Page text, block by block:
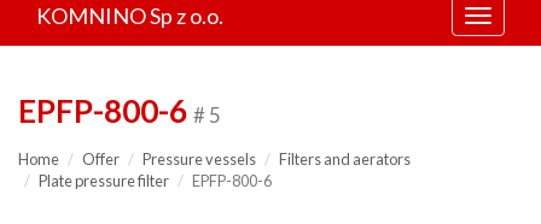
Menu
KOMNINO Sp z o.o.
EPFP-800-6 # 5
Home Offer Pressure vessels
Filters and aerators
Plate pressure filter
EPFP-800-6